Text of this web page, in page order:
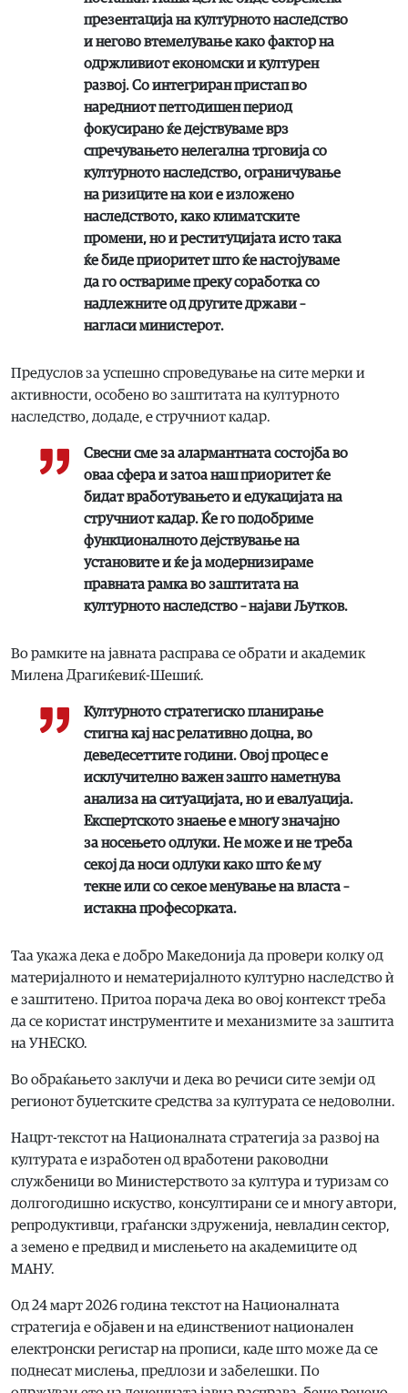
презентација на културното наследство
и негово втемелување како фактор на
одржливиот економски и културен
развој. Со интегриран пристап во
наредниот петгодишен период
фокусирано ќе дејствуваме врз
спречувањето нелегална трговија со
културното наследство, ограничување
на ризиците на кои е изложено
наследството, како климатските
промени, но и реституцијата исто така
ќе биде приоритет што ќе настојуваме
да го оствариме преку соработка со
надлежните од другите држави –
нагласи министерот.
Предуслов за успешно спроведување на сите мерки и
активности, особено во заштитата на културното
наследство, додаде, е стручниот кадар.
Свесни сме за алармантната состојба во
оваа сфера и затоа наш приоритет ќе
бидат вработувањето и едукацијата на
стручниот кадар. Ќе го подобриме
функционалното дејствување на
установите и ќе ја модернизираме
правната рамка во заштитата на
културното наследство – најави Љутков.
Во рамките на јавната расправа се обрати и академик
Милена Драгиќевиќ-Шешиќ.
Културното стратегиско планирање
стигна кај нас релативно доцна, во
деведесеттите години. Овој процес е
исклучително важен зашто наметнува
анализа на ситуацијата, но и евалуација.
Експертското знаење е многу значајно
за носењето одлуки. Не може и не треба
секој да носи одлуки како што ќе му
текне или со секое менување на власта –
истакна професорката.
Таа укажа дека е добро Македонија да провери колку од
материјалното и нематеријалното културно наследство ѝ
е заштитено. Притоа порача дека во овој контекст треба
да се користат инструментите и механизмите за заштита
на УНЕСКО.
Во обраќањето заклучи и дека во речиси сите земји од
регионот буџетските средства за културата се недоволни.
Нацрт-текстот на Националната стратегија за развој на
културата е изработен од вработени раководни
службеници во Министерството за култура и туризам со
долгогодишно искуство, консултирани се и многу автори,
репродуктивци, граѓански здруженија, невладин сектор,
а земено е предвид и мислењето на академиците од
МАНУ.
Од 24 март 2026 година текстот на Националната
стратегија е објавен и на единствениот национален
електронски регистар на прописи, каде што може да се
поднесат мислења, предлози и забелешки. По